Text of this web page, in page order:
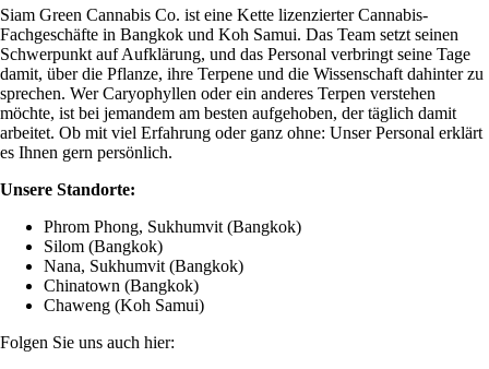
Siam Green Cannabis Co. ist eine Kette lizenzierter Cannabis-
Fachgeschäfte in Bangkok und Koh Samui. Das Team setzt seinen
Schwerpunkt auf Aufklärung, und das Personal verbringt seine Tage
damit, über die Pflanze, ihre Terpene und die Wissenschaft dahinter zu
sprechen. Wer Caryophyllen oder ein anderes Terpen verstehen
möchte, ist bei jemandem am besten aufgehoben, der täglich damit
arbeitet. Ob mit viel Erfahrung oder ganz ohne: Unser Personal erklärt
es Ihnen gern persönlich.
Unsere Standorte:
Phrom Phong, Sukhumvit (Bangkok)
Silom (Bangkok)
Nana, Sukhumvit (Bangkok)
Chinatown (Bangkok)
Chaweng (Koh Samui)
Folgen Sie uns auch hier: